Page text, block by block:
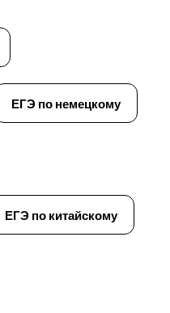
ЕГЭ по немецкому
ЕГЭ по китайскому